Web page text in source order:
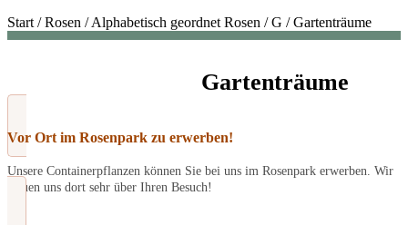
Start /Rosen /Alphabetisch geordnet Rosen /G /Gartenträume
Gartenträume
Vor Ort im Rosenpark zu erwerben!
Unsere Containerpflanzen können Sie bei uns im Rosenpark erwerben. Wir
freuen uns dort sehr über Ihren Besuch!